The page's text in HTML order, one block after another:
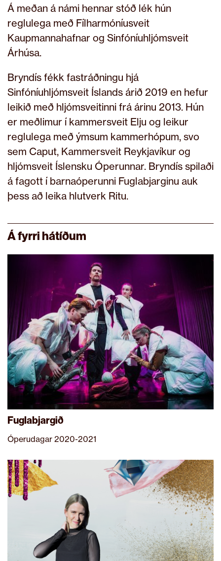
Á meðan á námi hennar stóð lék hún
reglulega með Fílharmóníusveit
Kaupmannahafnar og Sinfóníuhljómsveit
Árhúsa.
Bryndís fékk fastráðningu hjá
Sinfóníuhljómsveit Íslands árið 2019 en hefur
leikið með hljómsveitinni frá árinu 2013. Hún
er meðlimur í kammersveit Elju og leikur
reglulega með ýmsum kammerhópum, svo
sem Caput, Kammersveit Reykjavíkur og
hljómsveit Íslensku Óperunnar. Bryndís spilaði
á fagott í barnaóperunni Fuglabjarginu auk
þess að leika hlutverk Ritu.
Á fyrri hátíðum
Fuglabjargið
Óperudagar 2020-2021